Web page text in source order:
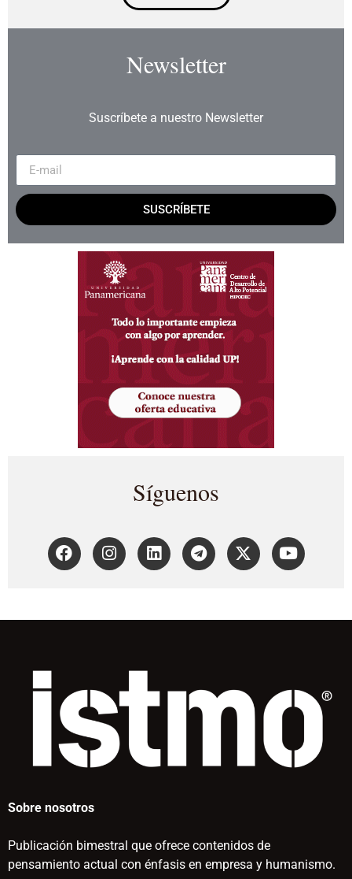
Newsletter
Suscríbete a nuestro Newsletter
SUSCRÍBETE
Síguenos
Sobre nosotros
Publicación bimestral que ofrece contenidos de
pensamiento actual con énfasis en empresa y humanismo.